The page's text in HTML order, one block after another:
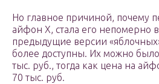
Но главное причиной, почему
айфон Х, стала его непомерно
предыдущие версии
более доступны. Их можно
тыс. руб., тогда как цена на
70 тыс. руб.